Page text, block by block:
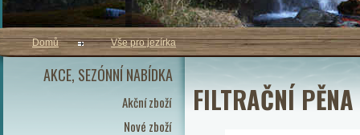
AKCE, SEZÓNNÍ NABÍDKA
Akční zboží
Nové zboží
Domů Vše pro jezírka
FILTRAČNÍ